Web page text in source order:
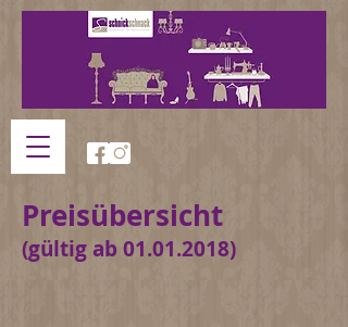
Preisübersicht
(gültig ab01.01.2018)